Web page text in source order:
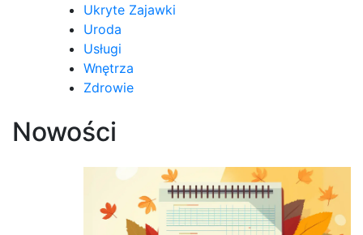
Ukryte Zajawki
Uroda
Usługi
Wnętrza
Zdrowie
Nowości